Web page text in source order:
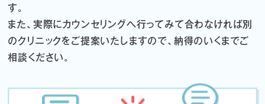
す。
また、実際にカウンセリングへ行ってみて合わなければ別
のクリニックをご提案いたしますので、納得のいくまでご
相談ください。